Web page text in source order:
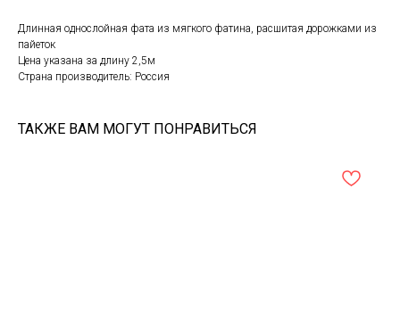
Длинная однослойная фата из мягкого фатина, расшитая дорожками из
пайеток
Цена указана за длину 2,5м
Страна производитель: Россия
ТАКЖЕ ВАМ МОГУТ ПОНРАВИТЬСЯ